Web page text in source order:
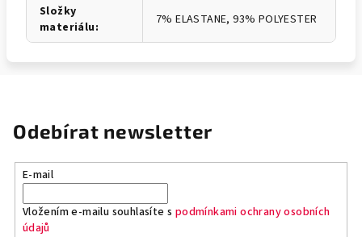
Složky
materiálu: 7% ELASTANE, 93% POLYESTER
Odebírat newsletter
E-mail
Vložením e-mailu souhlasíte s podmínkami ochrany osobních
údajů